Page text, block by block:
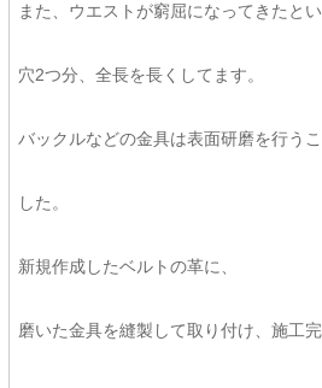
また、ウエストが窮屈になってきたと
穴2つ分、全長を長くしてます。
バックルなどの金具は表面研磨を行う
した。
新規作成したベルトの革に、
磨いた金具を縫製して取り付け、施工完